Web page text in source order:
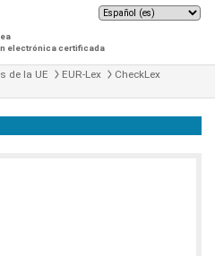
electrónica certificada
de la UE EUR-Lex
CheckLex